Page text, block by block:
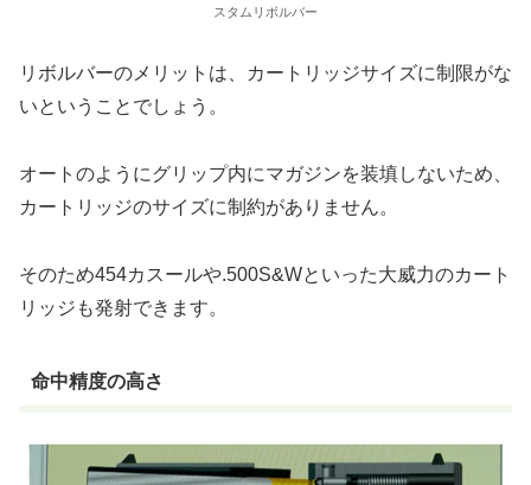
スタムリボルバー
リボルバーのメリットは、カートリッジサイズに制限がな
いということでしょう。
オートのようにグリップ内にマガジンを装填しないため、
カートリッジのサイズに制約がありません。
そのため454カスールや.500S&Wといった大威力のカート
リッジも発射できます。
命中精度の高さ